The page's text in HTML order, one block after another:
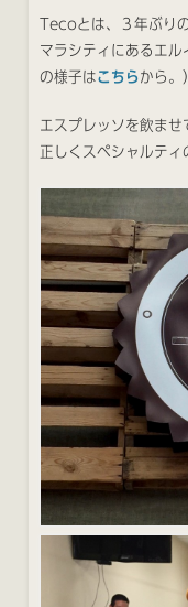
Tecoとは、３年ぶり
マラシティにあるエ
の様子はこちらから。）
エスプレッソを飲ませ
正しくスペシャルティ